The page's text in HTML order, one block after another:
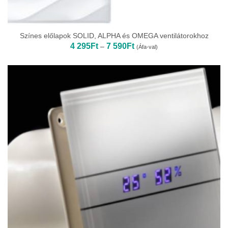
Színes előlapok SOLID, ALPHA és OMEGA ventilátorokhoz
4 295Ft – 7 590FtÁrtartomány:
4
-
590Ft
(Áfa-val)